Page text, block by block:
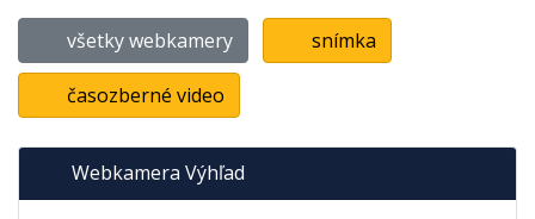
všetky webkamery snímka
časozberné video
Webkamera Výhľad